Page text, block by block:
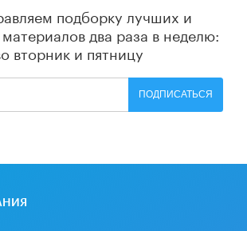
подборку лучших и
два раза в неделю:
вторник и пятницу
ПОДПИСАТЬСЯ